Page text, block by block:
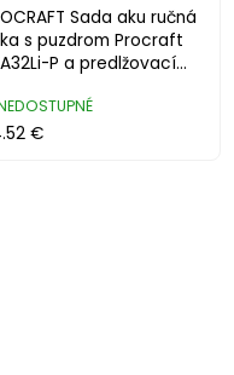
Sada aku ručná
s puzdrom Procraft
P a predlžovací
€